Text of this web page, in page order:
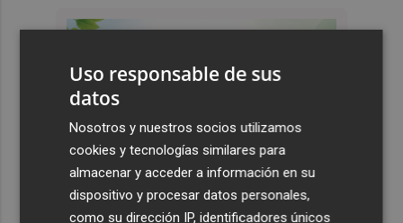
Uso responsable de sus
datos
Nosotros y nuestros socios utilizamos
cookies y tecnologías similares para
almacenar y acceder a información en su
dispositivo y procesar datos personales,
como su dirección IP, identificadores únicos